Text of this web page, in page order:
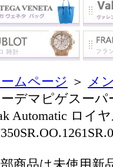
ムページ ＞ メ
デマピゲスーパ
Automatic ロイ